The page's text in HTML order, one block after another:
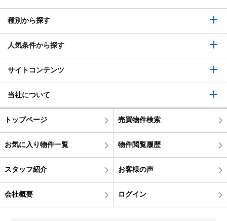
種別から探す
人気条件から探す
サイトコンテンツ
当社について
トップページ 売買物件検索
お気に入り物件一覧 物件閲覧履歴
スタッフ紹介 お客様の声
会社概要 ログイン